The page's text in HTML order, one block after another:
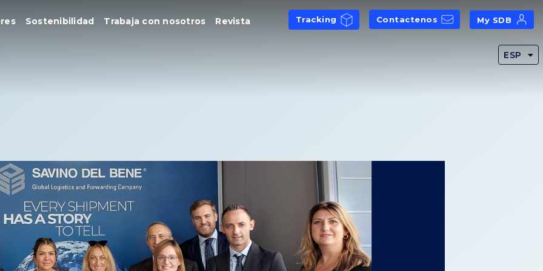
Sostenibilidad Trabaja con nosotros Revista Tracking Contactenos My SDB
ESP